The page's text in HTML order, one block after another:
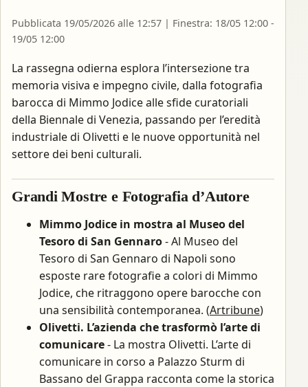
Pubblicata 19/05/2026 alle 12:57 | Finestra: 18/05 12:00 -
19/05 12:00
La rassegna odierna esplora l’intersezione tra
memoria visiva e impegno civile, dalla fotografia
barocca di Mimmo Jodice alle sfide curatoriali
della Biennale di Venezia, passando per l’eredità
industriale di Olivetti e le nuove opportunità nel
settore dei beni culturali.
Grandi Mostre e Fotografia d’Autore
Mimmo Jodice in mostra al Museo del
Tesoro di San Gennaro- Al Museo del
Tesoro di San Gennaro di Napoli sono
esposte rare fotografie a colori di Mimmo
Jodice, che ritraggono opere barocche con
una sensibilità contemporanea. (Artribune)
Olivetti. L’azienda che trasformò l’arte di
comunicare- La mostra Olivetti. L’arte di
comunicare in corso a Palazzo Sturm di
Bassano del Grappa racconta come la storica